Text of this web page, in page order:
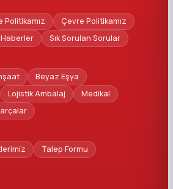
Politikamız
Çevre Politikamız
Haberler Sık Sorulan Sorular
Beyaz Eşya
Lojistik Ambalaj
Medikal
Talep Formu